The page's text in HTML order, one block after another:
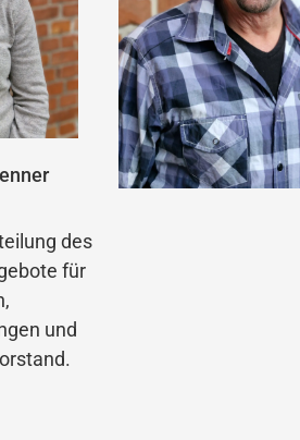
des
für
und